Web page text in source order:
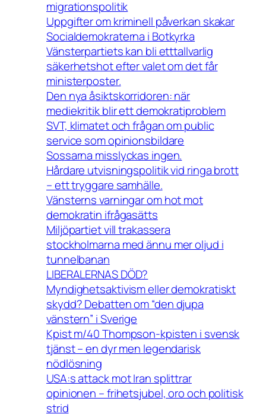
migrationspolitik
Uppgifter om kriminell påverkan skakar
Socialdemokraterna i Botkyrka
Vänsterpartiets kan bli etttallvarlig
säkerhetshot efter valet om det får
ministerposter.
Den nya åsiktskorridoren: när
mediekritik blir ett demokratiproblem
SVT, klimatet och frågan om public
service som opinionsbildare
Sossarna misslyckas ingen.
Hårdare utvisningspolitik vid ringa brott
– ett tryggare samhälle.
Vänsterns varningar om hot mot
demokratin ifrågasätts
Miljöpartiet vill trakassera
stockholmarna med ännu mer oljud i
tunnelbanan
LIBERALERNAS DÖD?
Myndighetsaktivism eller demokratiskt
skydd? Debatten om “den djupa
vänstern” i Sverige
Kpist m/40 Thompson-kpisten i svensk
tjänst – en dyr men legendarisk
nödlösning
USA:s attack mot Iran splittrar
opinionen – frihetsjubel, oro och politisk
strid